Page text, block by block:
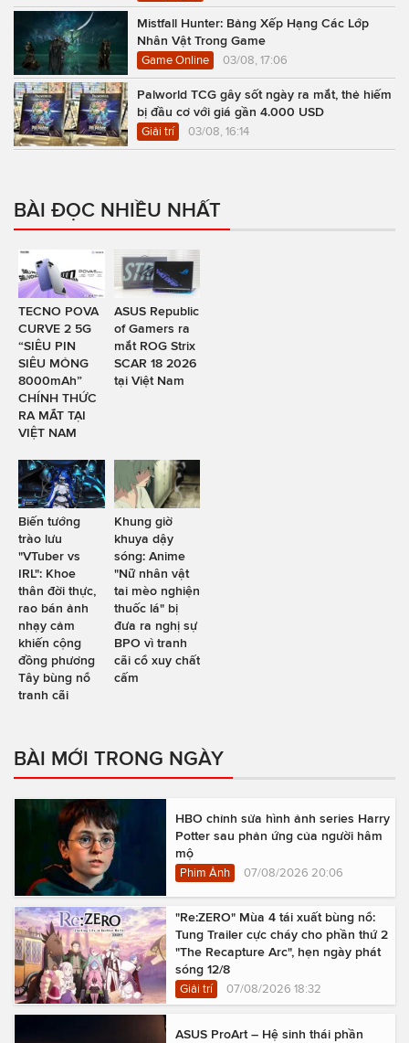
Mistfall Hunter: Bảng Xếp Hạng Các Lớp
Nhân Vật Trong Game
Game Online 03/08, 17:06
Palworld TCG gây sốt ngày ra mắt, thẻ hiếm
bị đầu cơ với giá gần 4.000 USD
Giải trí 03/08, 16:14
BÀI ĐỌC NHIỀU NHẤT
TECNO POVA
CURVE 2 5G
“SIÊU PIN
SIÊU MỎNG
8000mAh”
CHÍNH THỨC
RA MẮT TẠI
VIỆT NAM
ASUS Republic
of Gamers ra
mắt ROG Strix
SCAR 18 2026
tại Việt Nam
Biến tướng
trào lưu
"VTuber vs
IRL": Khoe
thân đời thực,
rao bán ảnh
nhạy cảm
khiến cộng
đồng phương
Tây bùng nổ
tranh cãi
Khung giờ
khuya dậy
sóng: Anime
"Nữ nhân vật
tai mèo nghiện
thuốc lá" bị
đưa ra nghị sự
BPO vì tranh
cãi cổ xuy chất
cấm
BÀI MỚI TRONG NGÀY
HBO chỉnh sửa hình ảnh series Harry
Potter sau phản ứng của người hâm
mộ
Phim Ảnh 07/08/2026 20:06
"Re:ZERO" Mùa 4 tái xuất bùng nổ:
Tung Trailer cực cháy cho phần thứ 2
"The Recapture Arc", hẹn ngày phát
sóng 12/8
Giải trí 07/08/2026 18:32
ASUS ProArt – Hệ sinh thái phần